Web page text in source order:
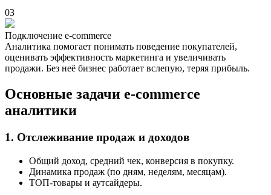
03
Подключение e-commerce
Аналитика помогает понимать поведение покупателей,
оценивать эффективность маркетинга и увеличивать
продажи. Без неё бизнес работает вслепую, теряя прибыль.
Основные задачи e-commerce
аналитики
1. Отслеживание продаж и доходов
Общий доход, средний чек, конверсия в покупку.
Динамика продаж (по дням, неделям, месяцам).
ТОП-товары и аутсайдеры.